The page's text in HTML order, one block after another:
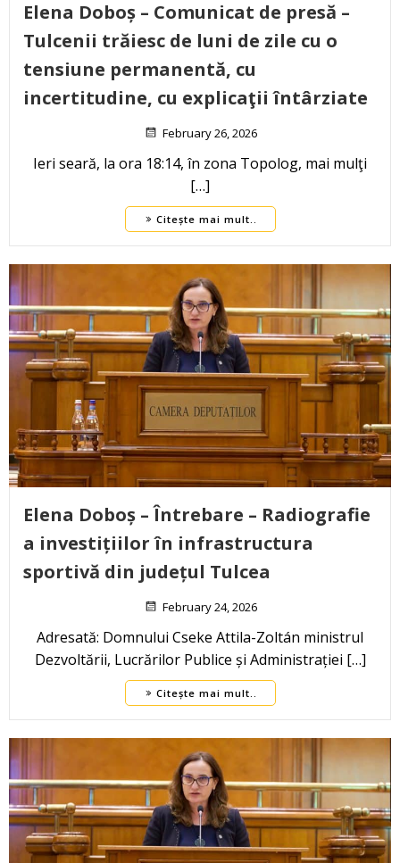
Elena Doboș – Comunicat de presă –
Tulcenii trăiesc de luni de zile cu o
tensiune permanentă, cu
incertitudine, cu explicaţii întârziate
February 26, 2026
Ieri seară, la ora 18:14, în zona Topolog, mai mulţi
[…]
Citește mai mult..
Elena Doboș – Întrebare – Radiografie
a investițiilor în infrastructura
sportivă din județul Tulcea
February 24, 2026
Adresată: Domnului Cseke Attila-Zoltán ministrul
Dezvoltării, Lucrărilor Publice și Administrației […]
Citește mai mult..